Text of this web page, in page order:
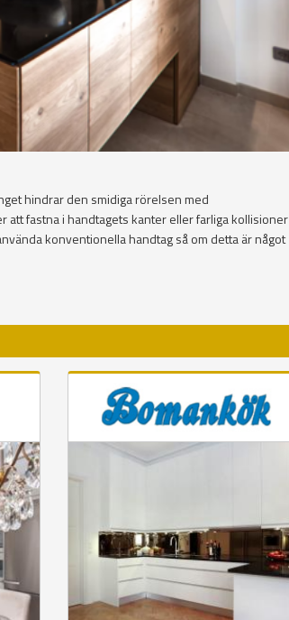
hindrar den smidiga rörelsen med
fastna i handtagets kanter eller farliga kollisioner
konventionella handtag så om detta är något